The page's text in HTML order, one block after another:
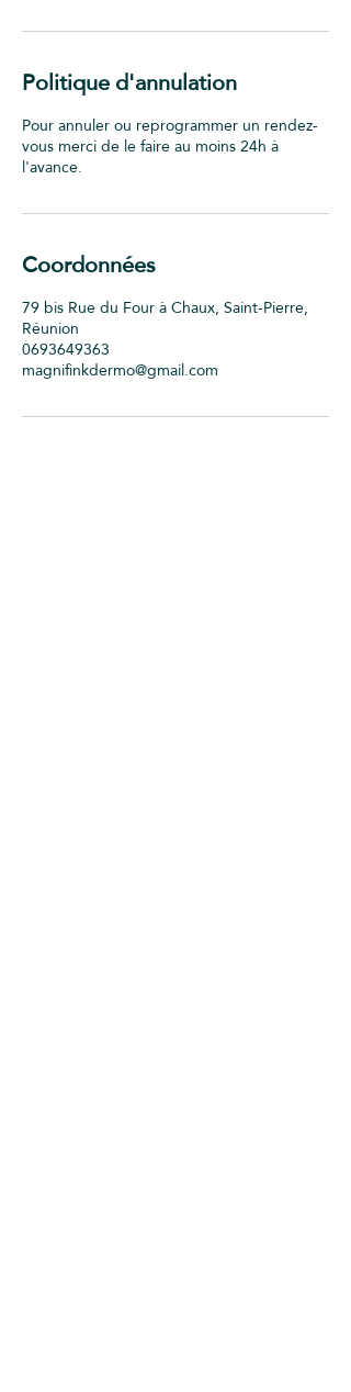
Politique d'annulation
Pour annuler ou reprogrammer un rendez-
vous merci de le faire au moins 24h à
l'avance.
Coordonnées
79 bis Rue du Four à Chaux, Saint-Pierre,
Réunion
0693649363
magnifinkdermo@gmail.com